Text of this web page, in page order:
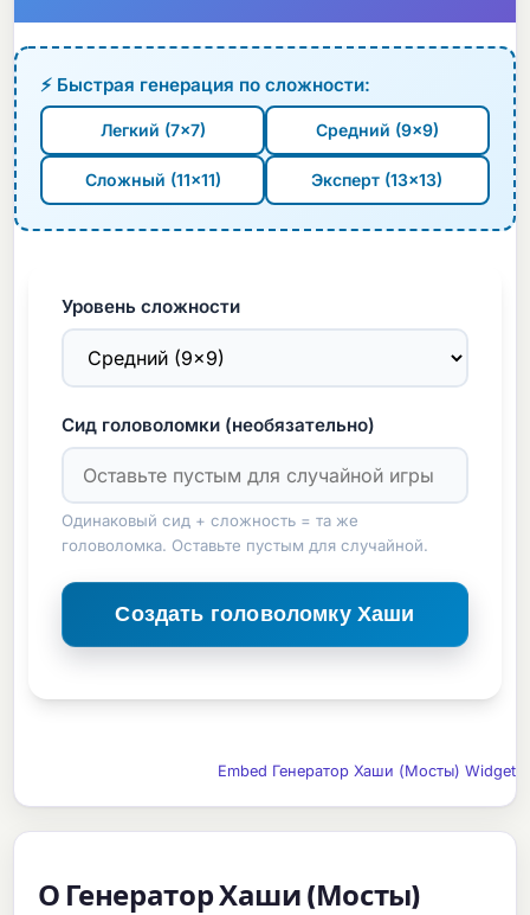
⚡ Быстрая генерация по сложности:
Легкий (7×7) Средний (9×9)
Сложный (11×11) Эксперт (13×13)
Уровень сложности
Сид головоломки (необязательно)
Одинаковый сид + сложность = та же
головоломка. Оставьте пустым для случайной.
Создать головоломку Хаши
Embed Генератор Хаши (Мосты) Widget
О Генератор Хаши (Мосты)